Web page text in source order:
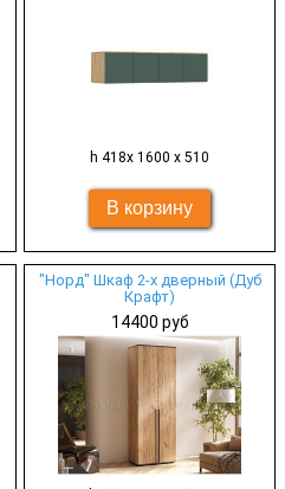
h 418х 1600 х 510
"Норд" Шкаф 2-х дверный (Дуб
Крафт)
14400 руб